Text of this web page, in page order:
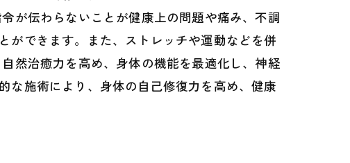
が伝わらないことが健康上の問題や痛み、不調
ができます。また、ストレッチや運動などを併
然治癒力を高め、身体の機能を最適化し、神経
な施術により、身体の自己修復力を高め、健康